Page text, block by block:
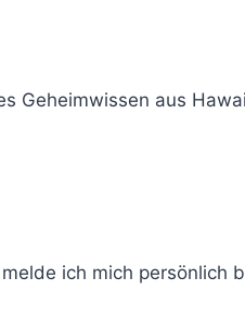
Geheimwissen aus
ich mich persönlich